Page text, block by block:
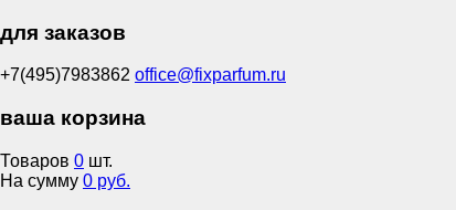
для заказов
+7(495)7983862 office@fixparfum.ru
ваша корзина
Товаров 0 шт.
На сумму 0 руб.